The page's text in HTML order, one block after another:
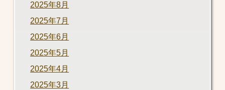
2025年8月
2025年7月
2025年6月
2025年5月
2025年4月
2025年3月